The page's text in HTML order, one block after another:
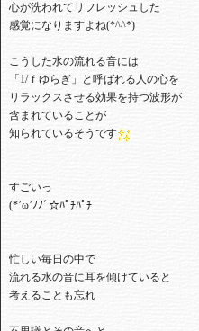
⁡⁡心が洗われてリフレッシュした⁡
⁡感覚になりますよね(*^^*)
こうした水の流れる音には⁡
⁡「1/ｆゆらぎ」と呼ばれる人の心を⁡
⁡リラックスさせる効果を持つ波形が⁡
⁡含まれていることが⁡
⁡知られているそうです
⁡すごいっ⁡
⁡(*’ω’ﾉﾉﾞ☆ﾊﾟﾁﾊﾟﾁ
⁡忙しい毎日の中で
流れる水の音に耳を傾けていると⁡
⁡考えることも忘れ⁡⁡